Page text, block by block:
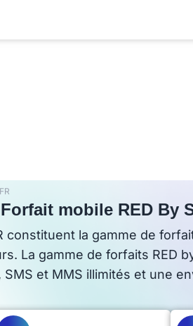
Forfait mobile RED By
constituent la gamme de
La gamme de forfaits RED
SMS et MMS illimités et une